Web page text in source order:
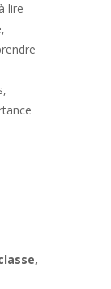
lire